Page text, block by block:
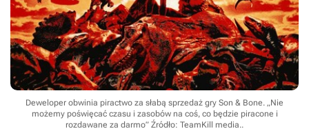
Deweloper obwinia piractwo za słabą sprzedaż gry Son & Bone. „Nie
możemy poświęcać czasu i zasobów na coś, co będzie piracone i
rozdawane za darmo” Źródło: TeamKill media..